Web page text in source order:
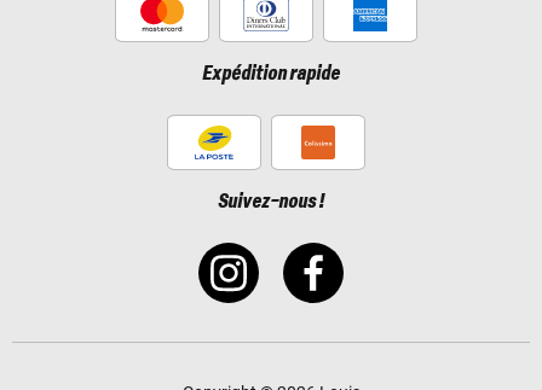
Expédition rapide
Suivez-nous !